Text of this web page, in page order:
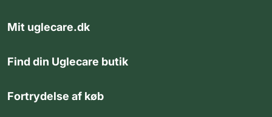
Mit uglecare.dk
Find din Uglecare butik
Fortrydelse af køb